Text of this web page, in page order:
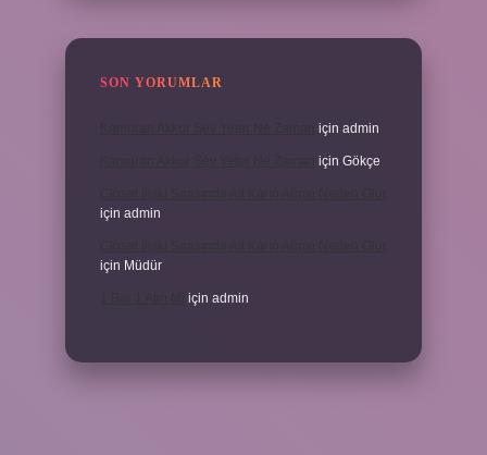
SON YORUMLAR
için admin
için Gökçe
için admin
için Müdür
için admin